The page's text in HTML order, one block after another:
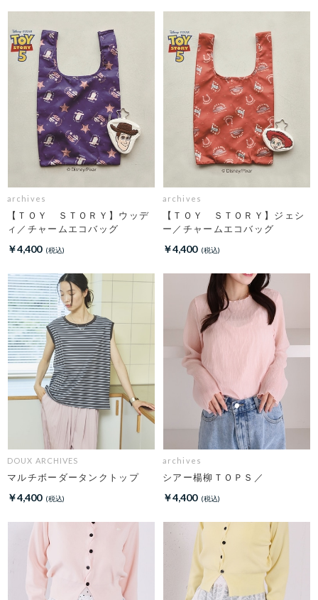
archives
【ＴＯＹ ＳＴＯＲＹ】ウッデ
ィ／チャームエコバッグ
￥4,400
archives
【ＴＯＹ ＳＴＯＲＹ】ジェシ
ー／チャームエコバッグ
￥4,400
DOUX ARCHIVES
マルチボーダータンクトップ
￥4,400
archives
シアー楊柳ＴＯＰＳ／
￥4,400